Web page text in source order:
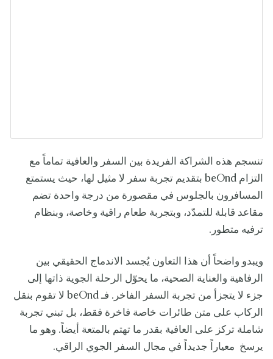
تنسجم هذه الشراكة الفريدة بين السفر والعافية تماماً مع
التزام beOnd بتقديم تجربة سفر لا مثيل لها، حيث يستمتع
المسافرون بالجلوس في مقصورة من درجة واحدة تضم
مقاعد قابلة للتمدّد، وبتجربة طعام راقية وخاصة، وبنظام
ترفيه متطور.
ويبدو واضحاً أن هذا التعاون يُجسد الاندماج الحقيقي بين
الرفاهية والعناية الصحية، ما يحوّل الرحلة الجوية ذاتها إلى
جزء لا يتجزأ من تجربة السفر الفاخر. فـ beOnd لا تقوم بنقل
الركاب على متن طائرات خاصة فاخرة فقط، بل تبني تجربة
شاملة تركز على العافية بقدر ما تهتم بالمتعة أيضاً. وهو ما
يرسخ معياراً جديداً في مجال السفر الجوي الراقي.